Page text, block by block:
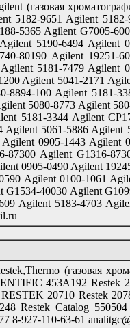
(газовая
9651 Agilent 5182-
5365 Agilent G7005-
5190-6494 Agilent
80190 Agilent 19251-
5181-7479 Agilent
Agilent 5041-2171
8894-100 Agilent 5181-
5080-8773 Agilent
5181-3344 Agilent
5061-5886
0905-1443 Agilent
Agilent G1316-
0905-0490 Agilent
Agilent 0100-1061
40030 Agilent
Agilent 5183-4703
(газовая
453A192 Restek
20710 Restek
Restek Catalog
8-927-110-63-61